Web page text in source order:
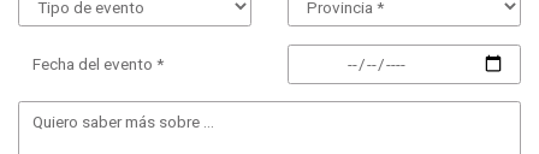
Fecha del evento *